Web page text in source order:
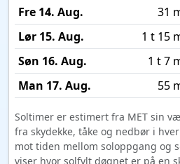
Fre 14. Aug.
31
Lør 15. Aug.
1 t 15
Søn 16. Aug.
1 t 7
Man 17. Aug.
55
Soltimer er estimert fra MET sin
fra skydekke, tåke og nedbør i
mot tiden mellom soloppgang og
viser hvor solfylt døgnet er på en